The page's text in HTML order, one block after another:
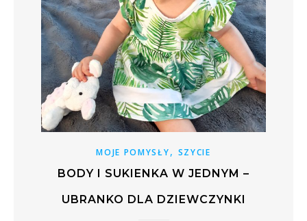
MOJE POMYSŁY, SZYCIE
BODY I SUKIENKA W JEDNYM –
UBRANKO DLA DZIEWCZYNKI